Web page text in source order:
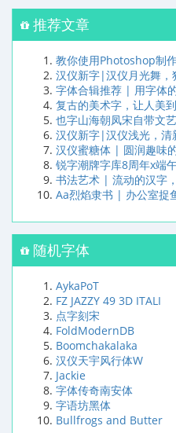
推荐文章
教你使用Photoshop制
汉仪新字|汉仪月光舞，
字体合辑推荐 | 用字体
复古的美术字，让人美
也字山海朝凤宋自带文
汉仪新字|汉仪浅光，清
汉仪蜜糖体 | 圆润趣味
锐字潮牌字库8周年x端
书法艺术 | 流动的汉字
Aa烈焰隶书 | 办公室捉
随机字体
AykaPoT
FZ JAZZY 49 3D ITALI
点字刻宋
FoldModernDB
Boomchakalaka
汉仪天宇风行体W
Jackie
字体传奇南安体
字语坊黑体
Bullfrogs and Butter